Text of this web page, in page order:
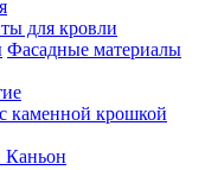
для кровли
Фасадные материалы
каменной крошкой
Каньон